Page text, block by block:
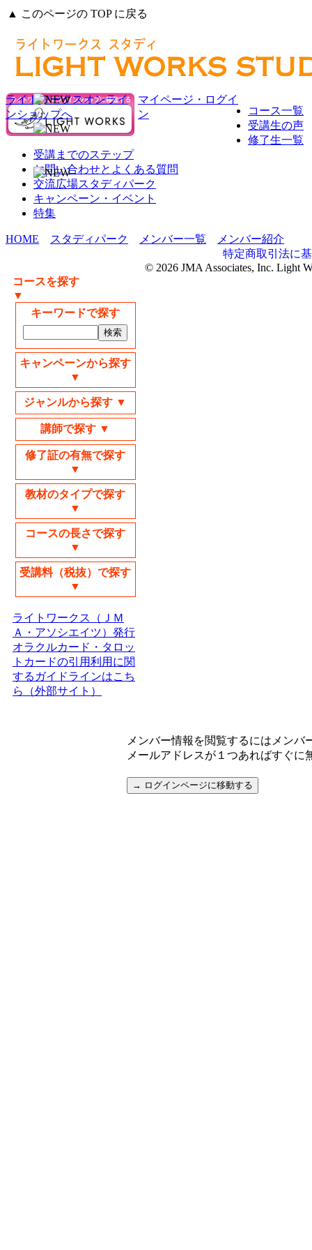
▲ このページの TOP に戻る
ライトワークスオンライ
ンショップへ
マイページ・ログイ
ン
コース一覧
受講生の声
修了生一覧
受講までのステップ
お問い合わせとよくある質問
交流広場スタディパーク
キャンペーン・イベント
特集
HOME スタディパーク メンバー一覧 メンバー紹介
コースを探す
▼
キーワードで探す
キャンペーンから探す
▼
ジャンルから探す ▼
講師で探す ▼
修了証の有無で探す
▼
教材のタイプで探す
▼
コースの長さで探す
▼
受講料（税抜）で探す
▼
ライトワークス（ＪＭ
Ａ・アソシエイツ）発行
オラクルカード・タロッ
トカードの引用利用に関
するガイドラインはこち
ら（外部サイト）
メンバー情報を閲覧するにはメン
メールアドレスが１つあればすぐに
特定商取引法に
© 2026 JMA Associates, Inc. Light